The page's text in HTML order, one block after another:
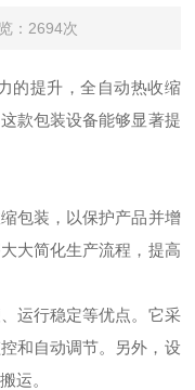
：2694次
提升，全自动热收缩
款包装设备能够显著提
包装，以保护产品并增
大简化生产流程，提高
运行稳定等优点。它采
和自动调节。另外，设
运。